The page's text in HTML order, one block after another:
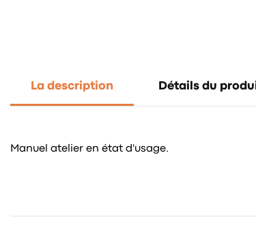
La description Détails du
Manuel atelier en état d'usage.